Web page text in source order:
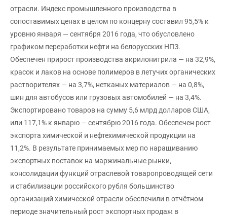
отрасли. Индекс промышленного производства в
сопоставимых ценах в целом по концерну составил 95,5% к
уровню января — сентября 2016 года, что обусловлено
графиком переработки нефти на белорусских НПЗ.
Обеспечен прирост производства акрилонитрила — на 32,9%,
красок и лаков на основе полимеров в летучих органических
растворителях — на 3,7%, нетканых материалов — на 0,8%,
шин для автобусов или грузовых автомобилей — на 3,4%.
Экспортировано товаров на сумму 5,6 млрд долларов США,
или 117,1% к январю — сентябрю 2016 года. Обеспечен рост
экспорта химической и нефтехимической продукции на
11,2%. В результате принимаемых мер по наращиванию
экспортных поставок на маржинальные рынки,
консолидации функций отраслевой товаропроводящей сети
и стабилизации российского рубля большинство
организаций химической отрасли обеспечили в отчётном
периоде значительный рост экспортных продаж в